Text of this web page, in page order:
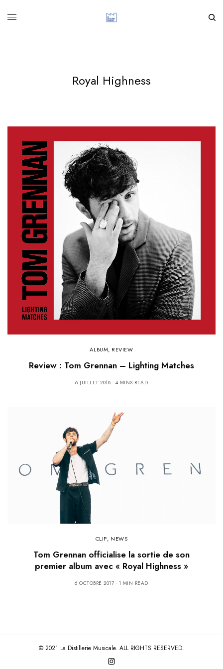
Royal Highness
ALBUM, REVIEW
Review : Tom Grennan – Lighting Matches
6 JUILLET 2018 4 MINS READ
CLIP, NEWS
Tom Grennan officialise la sortie de son
premier album avec « Royal Highness »
6 OCTOBRE 2017 1 MIN READ
© 2021 La Distillerie Musicale. ALL RIGHTS RESERVED.